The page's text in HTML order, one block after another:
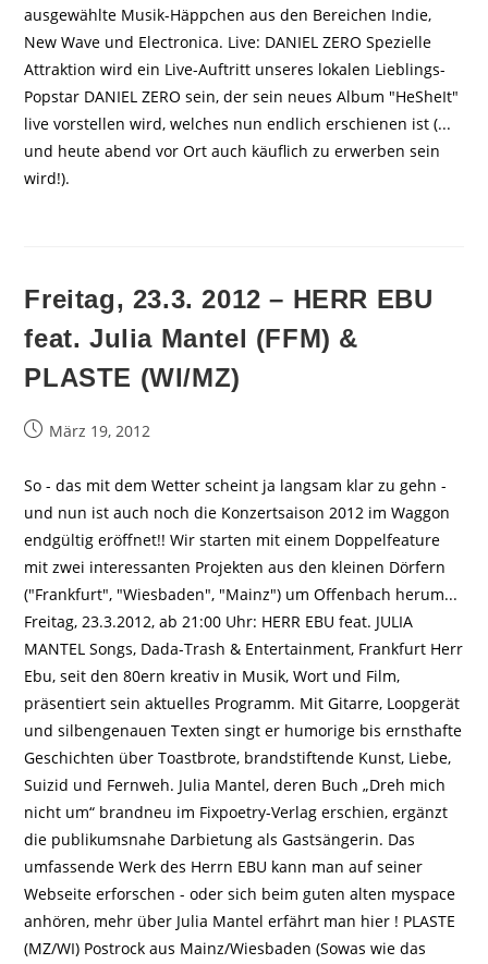
ausgewählte Musik-Häppchen aus den Bereichen Indie,
New Wave und Electronica. Live: DANIEL ZERO Spezielle
Attraktion wird ein Live-Auftritt unseres lokalen Lieblings-
Popstar DANIEL ZERO sein, der sein neues Album "HeSheIt"
live vorstellen wird, welches nun endlich erschienen ist (...
und heute abend vor Ort auch käuflich zu erwerben sein
wird!).
Freitag, 23.3. 2012 – HERR EBU
feat. Julia Mantel (FFM) &
PLASTE (WI/MZ)
BeitragMärz 19, 2012
So - das mit dem Wetter scheint ja langsam klar zu gehn -
und nun ist auch noch die Konzertsaison 2012 im Waggon
endgültig eröffnet!! Wir starten mit einem Doppelfeature
mit zwei interessanten Projekten aus den kleinen Dörfern
("Frankfurt", "Wiesbaden", "Mainz") um Offenbach herum...
Freitag, 23.3.2012, ab 21:00 Uhr: HERR EBU feat. JULIA
MANTEL Songs, Dada-Trash & Entertainment, Frankfurt Herr
Ebu, seit den 80ern kreativ in Musik, Wort und Film,
präsentiert sein aktuelles Programm. Mit Gitarre, Loopgerät
und silbengenauen Texten singt er humorige bis ernsthafte
Geschichten über Toastbrote, brandstiftende Kunst, Liebe,
Suizid und Fernweh. Julia Mantel, deren Buch „Dreh mich
nicht um“ brandneu im Fixpoetry-Verlag erschien, ergänzt
die publikumsnahe Darbietung als Gastsängerin. Das
umfassende Werk des Herrn EBU kann man auf seiner
Webseite erforschen - oder sich beim guten alten myspace
anhören, mehr über Julia Mantel erfährt man hier ! PLASTE
(MZ/WI) Postrock aus Mainz/Wiesbaden (Sowas wie das